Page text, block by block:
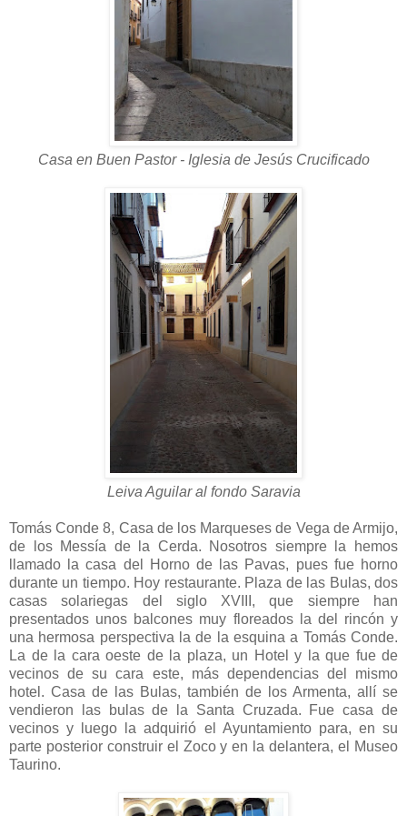
Casa en Buen Pastor - Iglesia de Jesús Crucificado
Leiva Aguilar al fondo Saravia
Tomás Conde 8, Casa de los Marqueses de Vega de Armijo,
de los Messía de la Cerda. Nosotros siempre la hemos
llamado la casa del Horno de las Pavas, pues fue horno
durante un tiempo. Hoy restaurante. Plaza de las Bulas, dos
casas solariegas del siglo XVIII, que siempre han
presentados unos balcones muy floreados la del rincón y
una hermosa perspectiva la de la esquina a Tomás Conde.
La de la cara oeste de la plaza, un Hotel y la que fue de
vecinos de su cara este, más dependencias del mismo
hotel. Casa de las Bulas, también de los Armenta, allí se
vendieron las bulas de la Santa Cruzada. Fue casa de
vecinos y luego la adquirió el Ayuntamiento para, en su
parte posterior construir el Zoco y en la delantera, el Museo
Taurino.